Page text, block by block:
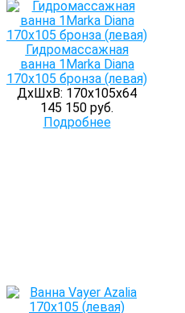
Гидромассажная
ванна 1Marka Diana
170х105 бронза (левая)
ДхШхВ: 170х105х64
145 150 руб.
Подробнее